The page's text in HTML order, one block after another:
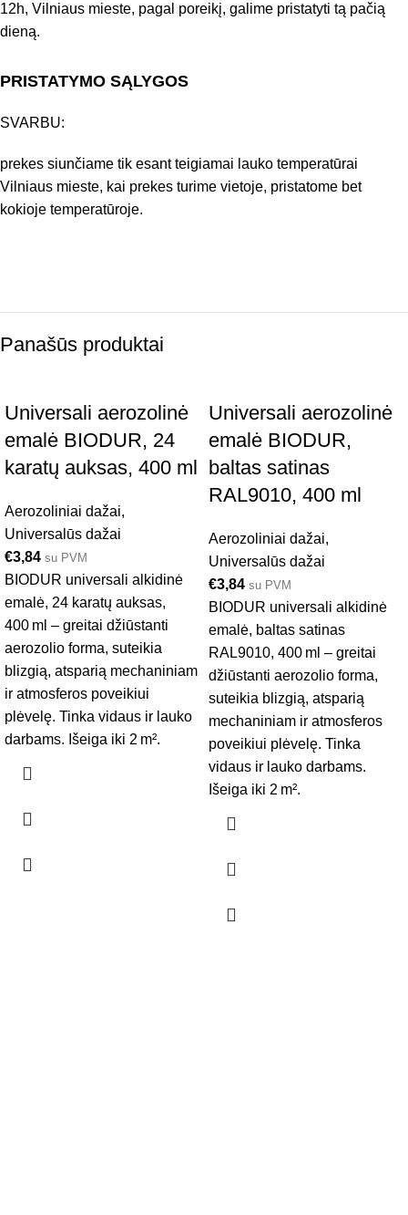
12h, Vilniaus mieste, pagal poreikį, galime pristatyti tą pačią
dieną.
PRISTATYMO SĄLYGOS
SVARBU:
prekes siunčiame tik esant teigiamai lauko temperatūrai
Vilniaus mieste, kai prekes turime vietoje, pristatome bet
kokioje temperatūroje.
Panašūs produktai
Universali aerozolinė
emalė BIODUR, 24
karatų auksas, 400 ml
Aerozoliniai dažai,
Universalūs dažai
€3,84 su PVM
BIODUR universali alkidinė
emalė, 24 karatų auksas,
400 ml – greitai džiūstanti
aerozolio forma, suteikia
blizgią, atsparią mechaniniam
ir atmosferos poveikiui
plėvelę. Tinka vidaus ir lauko
darbams. Išeiga iki 2 m².
Universali aerozolinė
emalė BIODUR,
baltas satinas
RAL9010, 400 ml
Aerozoliniai dažai,
Universalūs dažai
€3,84 su PVM
BIODUR universali alkidinė
emalė, baltas satinas
RAL9010, 400 ml – greitai
džiūstanti aerozolio forma,
suteikia blizgią, atsparią
mechaniniam ir atmosferos
poveikiui plėvelę. Tinka
vidaus ir lauko darbams.
Išeiga iki 2 m².